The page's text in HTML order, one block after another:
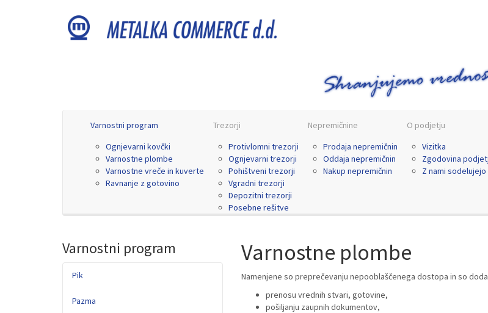
Varnostni program
Ognjevarni kovčki
Varnostne plombe
Varnostne vreče in kuverte
Ravnanje z gotovino
Trezorji
Protivlomni trezorji
Ognjevarni trezorji
Pohištveni trezorji
Vgradni trezorji
Depozitni trezorji
Posebne rešitve
Nepremičnine
Prodaja nepremičnin
Oddaja nepremičnin
Nakup nepremičnin
O podjetju
Vizitka
Zgodovina
Z nami sodelujejo
Varnostni program
Pik
Pazma
Varnostne plombe
Namenjene so preprečevanju nepooblaščenega dostopa in so
prenosu vrednih stvari, gotovine,
pošiljanju zaupnih dokumentov,